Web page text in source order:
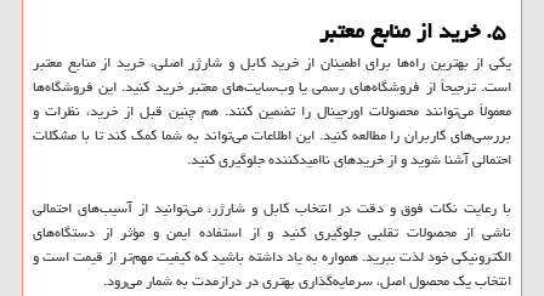
۵. خرید از منابع معتبر
یکی از بهترین راه‌ها برای اطمینان از خرید کابل و شارژر اصلی، خرید از منابع معتبر
است. ترجیحاً از فروشگاه‌های رسمی یا وب‌سایت‌های معتبر خرید کنید. این فروشگاه‌ها
معمولاً می‌توانند محصولات اورجینال را تضمین کنند. هم چنین قبل از خرید، نظرات و
بررسی‌های کاربران را مطالعه کنید. این اطلاعات می‌تواند به شما کمک کند تا با مشکلات
احتمالی آشنا شوید و از خریدهای ناامیدکننده جلوگیری کنید.
با رعایت نکات فوق و دقت در انتخاب کابل و شارژر، می‌توانید از آسیب‌های احتمالی
ناشی از محصولات تقلبی جلوگیری کنید و از استفاده ایمن و مؤثر از دستگاه‌های
الکترونیکی خود لذت ببرید. همواره به یاد داشته باشید که کیفیت مهم‌تر از قیمت است و
انتخاب یک محصول اصل، سرمایه‌گذاری بهتری در درازمدت به شمار می‌رود.